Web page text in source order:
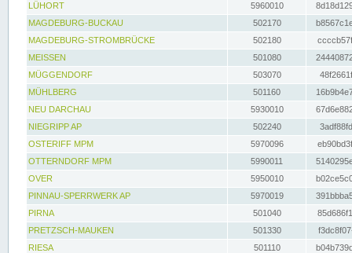
LÜHORT
5960010
MAGDEBURG-BUCKAU
502170
MAGDEBURG-STROMBRÜCKE
502180
MEISSEN
501080
MÜGGENDORF
503070
MÜHLBERG
501160
NEU DARCHAU
5930010
NIEGRIPP AP
502240
OSTERIFF MPM
5970096
OTTERNDORF MPM
5990011
OVER
5950010
PINNAU-SPERRWERK AP
5970019
PIRNA
501040
PRETZSCH-MAUKEN
501330
RIESA
501110